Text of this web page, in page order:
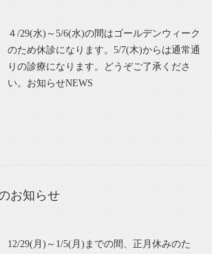
４/29(水)～5/6(水)の間はゴールデンウィーク
のため休診になります。5/7(木)からは通常通
りの診療になります。どうぞご了承くださ
い。お知らせNEWS
お知らせ
12/29(月)～1/5(月)までの間、正月休みのた